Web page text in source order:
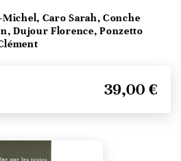
Michel, Caro Sarah, Conche
Dujour Florence, Ponzetto
39,00 €